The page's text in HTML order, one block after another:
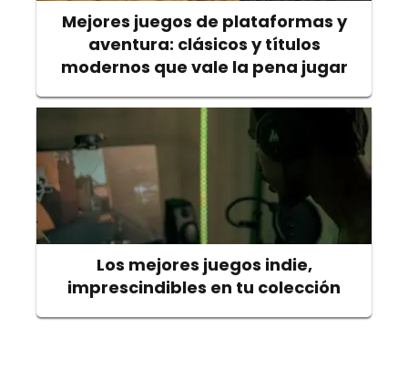
Mejores juegos de plataformas y
aventura: clásicos y títulos
modernos que vale la pena jugar
Los mejores juegos indie,
imprescindibles en tu colección